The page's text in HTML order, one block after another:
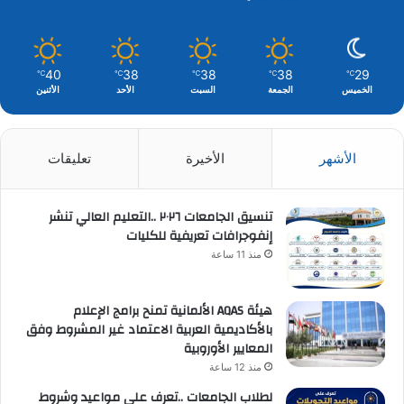
29
℃
الخميس
38
℃
الجمعة
38
℃
السبت
38
℃
الأحد
40
℃
الأثنين
الأشهر الأخيرة تعليقات
تنسيق الجامعات ٢٠٢٦ ..التعليم العالي تنشر
إنفوجرافات تعريفية للكليات
منذ 11 ساعة
هيئة AQAS الألمانية تمنح برامج الإعلام
بالأكاديمية العربية الاعتماد غير المشروط وفق
المعايير الأوروبية
منذ 12 ساعة
لطلاب الجامعات ..تعرف على مواعيد وشروط